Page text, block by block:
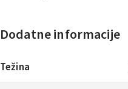
Dodatne informacije
Težina